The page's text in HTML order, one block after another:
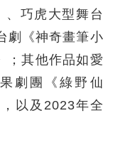
、巧虎大型舞台
劇《神奇畫筆小
；其他作品如愛
劇團《綠野仙
以及2023年全